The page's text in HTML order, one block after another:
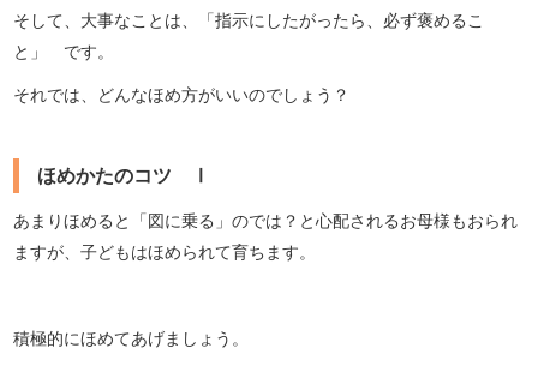
そして、大事なことは、「指示にしたがったら、必ず褒めるこ
と」 です。
それでは、どんなほめ方がいいのでしょう？
ほめかたのコツ Ⅰ
あまりほめると「図に乗る」のでは？と心配されるお母様もおられ
ますが、子どもはほめられて育ちます。
積極的にほめてあげましょう。